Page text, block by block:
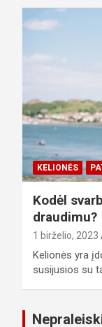
KELIONĖS
Kodėl
draudimu?
1 birželio, 2023
Kelionės yra
susijusios su